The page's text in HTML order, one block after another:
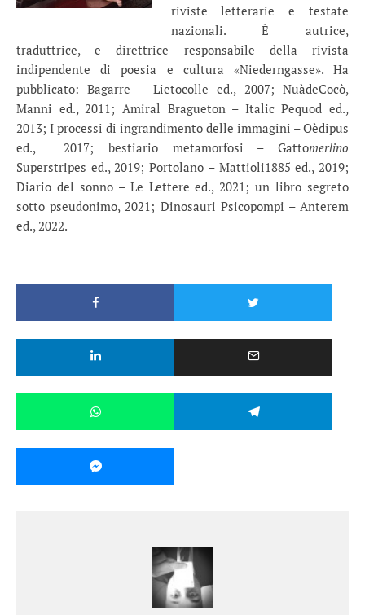
riviste letterarie e testate
nazionali. È autrice,
traduttrice, e direttrice responsabile della rivista
indipendente di poesia e cultura «Niederngasse». Ha
pubblicato: Bagarre – Lietocolle ed., 2007; NuàdeCocò,
Manni ed., 2011; Amiral Bragueton – Italic Pequod ed.,
2013; I processi di ingrandimento delle immagini – Oèdipus
ed., 2017; bestiario metamorfosi – Gattomerlino
Superstripes ed., 2019; Portolano – Mattioli1885 ed., 2019;
Diario del sonno – Le Lettere ed., 2021; un libro segreto
sotto pseudonimo, 2021; Dinosauri Psicopompi – Anterem
ed., 2022.